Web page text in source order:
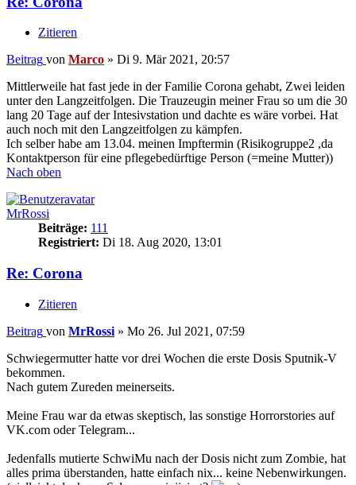
Zitieren
Beitrag von Marco » Di 9. Mär 2021, 20:57
Mittlerweile hat fast jede in der Familie Corona gehabt, Zwei leiden
unter den Langzeitfolgen. Die Trauzeugin meiner Frau so um die 30
lang 20 Tage auf der Intesivstation und dachte es wäre vorbei. Hat
auch noch mit den Langzeitfolgen zu kämpfen.
Ich selber habe am 13.04. meinen Impftermin (Risikogruppe2 ,da
Kontaktperson für eine pflegebedürftige Person (=meine Mutter))
Nach oben
MrRossi
Beiträge: 111
Registriert: Di 18. Aug 2020, 13:01
Re: Corona
Zitieren
Beitrag von MrRossi » Mo 26. Jul 2021, 07:59
Schwiegermutter hatte vor drei Wochen die erste Dosis Sputnik-V
bekommen.
Nach gutem Zureden meinerseits.
Meine Frau war da etwas skeptisch, las sonstige Horrorstories auf
VK.com oder Telegram...
Jedenfalls mutierte SchwiMu nach der Dosis nicht zum Zombie, hat
alles prima überstanden, hatte einfach nix... keine Nebenwirkungen.